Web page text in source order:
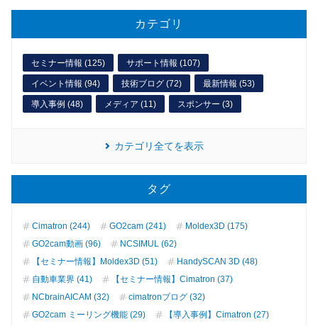
カテゴリ
セミナー情報 (125) サポート情報 (107)
イベント情報 (94) 技術ブログ (72) 最新情報 (53)
導入事例 (48) メディア (11) スポンサー (3)
カテゴリ全てを表示
タグ
Cimatron (244) GO2cam (241)
Moldex3D (175)
GO2cam動画 (96)
NCSIMUL (62)
【セミナー情報】Moldex3D (51)
HandySCAN 3D (48)
自動車業界 (41)
【セミナー情報】Cimatron (37)
NCbrainAICAM (32)
cimatronブログ (32)
GO2cam ミーリング機能 (29)
【導入事例】Cimatron (27)